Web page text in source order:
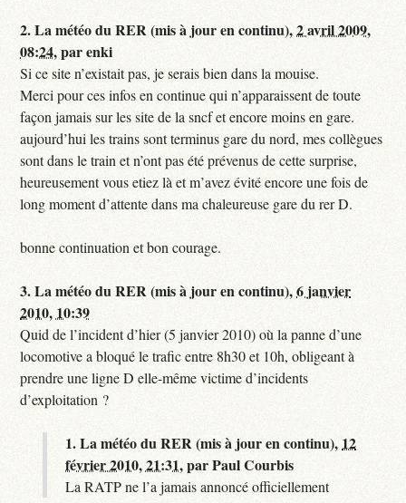
2.La météo du RER (mis à jour en continu),2 avril 2009,
08:24,parenki
Si ce site n’existait pas, je serais bien dans la mouise.
Merci pour ces infos en continue qui n’apparaissent de toute
façon jamais sur les site de la sncf et encore moins en gare.
aujourd’hui les trains sont terminus gare du nord, mes collègues
sont dans le train et n’ont pas été prévenus de cette surprise,
heureusement vous etiez là et m’avez évité encore une fois de
long moment d’attente dans ma chaleureuse gare du rer D.
bonne continuation et bon courage.
3.La météo du RER (mis à jour en continu),6 janvier
2010, 10:39
Quid de l’incident d’hier (5 janvier 2010) où la panne d’une
locomotive a bloqué le trafic entre 8h30 et 10h, obligeant à
prendre une ligne D elle-même victime d’incidents
d’exploitation ?
1.La météo du RER (mis à jour en continu), 12
février 2010, 21:31,parPaul Courbis
La RATP ne l’a jamais annoncé officiellement